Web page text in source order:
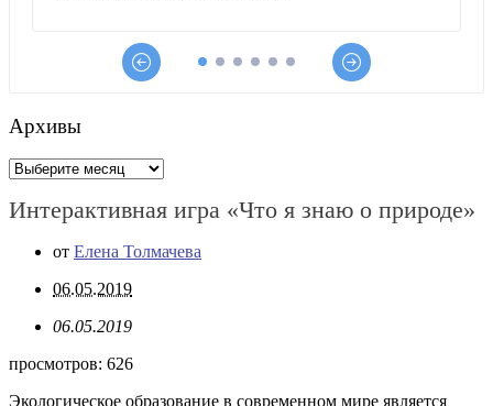
Архивы
Архивы
Интерактивная игра «Что я знаю о природе»
от Елена Толмачева
06.05.2019
06.05.2019
просмотров: 626
Экологическое образование в современном мире является